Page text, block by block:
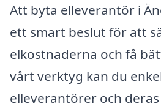
Att byta elleverantör i
ett smart beslut för att
elkostnaderna och få
vårt verktyg kan du
elleverantörer och